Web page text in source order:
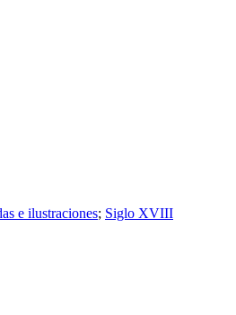
e ilustraciones; Siglo XVIII